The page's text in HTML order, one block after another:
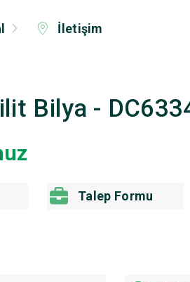
İletişim
Bilya -
Talep Formu